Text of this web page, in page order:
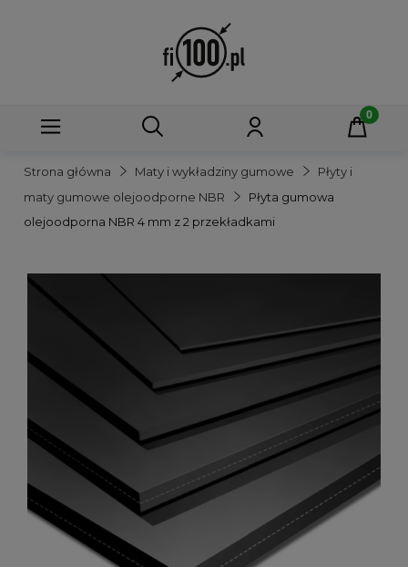
Strona główna Maty i wykładziny gumowe
Płyty i
maty gumowe olejoodporne NBR
Płyta gumowa
olejoodporna NBR 4 mm z 2 przekładkami